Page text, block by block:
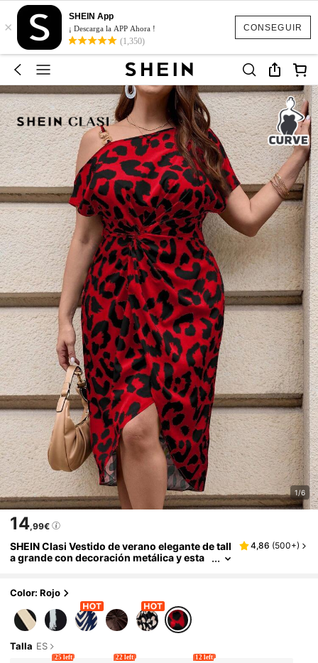
CONSEGUIR
×
SHEIN App
¡ Descarga la APP Ahora !
(1,350)
1/6
14,99€
SHEIN Clasi Vestido de verano elegante de tall
a grande con decoración metálica y esta
4,86 (500+)
Color: Rojo
Talla ES
25 left 22 left 12 left